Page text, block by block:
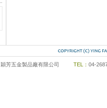
穎芳五金製品廠有限公司 TEL： 04-